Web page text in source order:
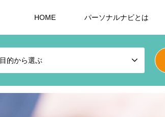
HOME パーソナルナビとは
目的から選ぶ